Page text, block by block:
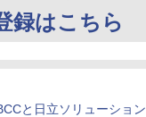
録はこちら
と日立ソリューション